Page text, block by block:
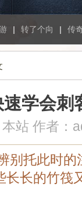
| 转了个向 | 传
学会刺
本站 作者：
别托此时的
长的竹筏